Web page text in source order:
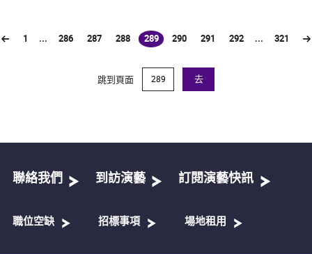
1 ... 286 287 288 289
(current)290 291 292 ... 321
跳到頁面 去
聯絡我們 到訪演藝 訂閱演藝快訊
職位空缺 招標事項 場地租用